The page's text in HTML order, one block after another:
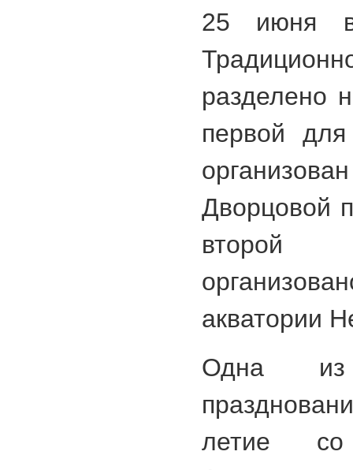
25 июня
разделено
первой для
Дворцовой
второй
акватории
Одна
летие